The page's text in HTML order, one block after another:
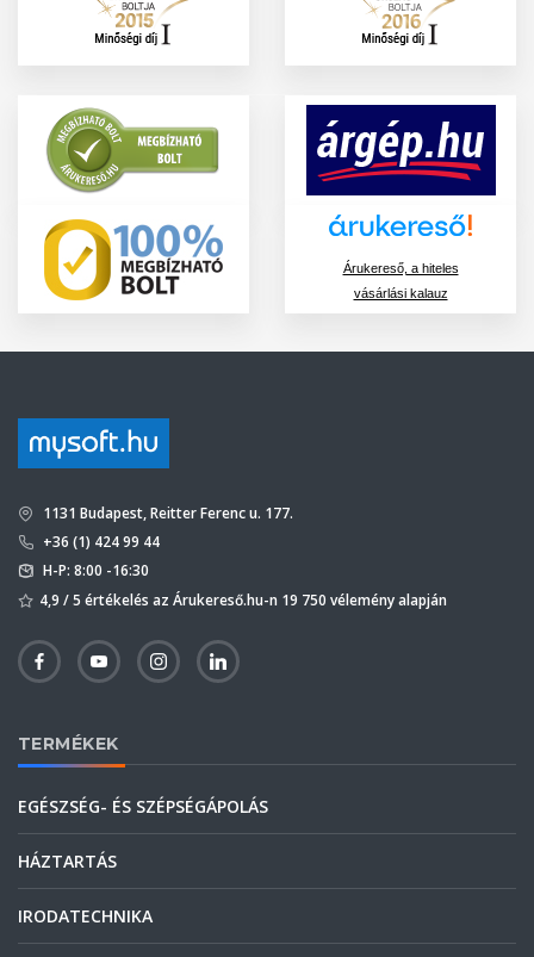
Árukereső, a hiteles
vásárlási kalauz
1131 Budapest, Reitter Ferenc u. 177.
+36 (1) 424 99 44
H-P: 8:00 -16:30
4,9 / 5 értékelés az Árukereső.hu-n 19 750 vélemény alapján
TERMÉKEK
EGÉSZSÉG- ÉS SZÉPSÉGÁPOLÁS
HÁZTARTÁS
IRODATECHNIKA